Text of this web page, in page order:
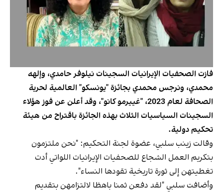
فازت الصحفيات الإيرانيات السجينات نيلوفر حامدي، وإلهه
محمدي، ونرجس محمدي بجائزة "يونسكو" العالمية لحرية
الصحافة لعام 2023، "غييرمو كانو"، وقد أعلن عن فوز هؤلاء
السجينات السياسيات الثلاث بهذه الجائزة باقتراح من هيئة
تحكيم دولية.
وقالت زينب سلبي، عضوة لجنة التحكيم: "نحن ملتزمون
بتكريم العمل الشجاع للصحفيات الإيرانيات اللواتي أدت
تغطيتهن إلى ثورة تاريخية تقودها النساء".
وأضافت سلبي "لقد دفعن ثمنا باهظا لالتزامهن بتقديم